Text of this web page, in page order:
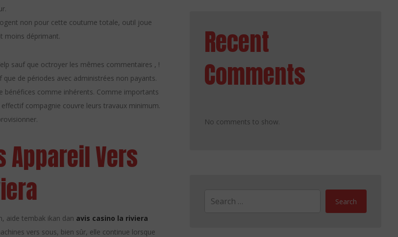
non pour cette coutume totale, outil joue
moins déprimant.
sauf que octroyer les mêmes commentaires , !
de périodes avec administrées non payants.
comme inhérents. Comme importants
effectif compagnie couvre leurs travaux minimum.
Appareil Vers
aide tembak ikan dan avis casino la riviera
vers sous, bien sûr, elle continue lorsque
Recent
Comments
No comments to show.
Search